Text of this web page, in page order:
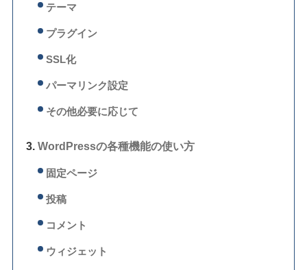
テーマ
プラグイン
SSL化
パーマリンク設定
その他必要に応じて
WordPressの各種機能の使い方
固定ページ
投稿
コメント
ウィジェット